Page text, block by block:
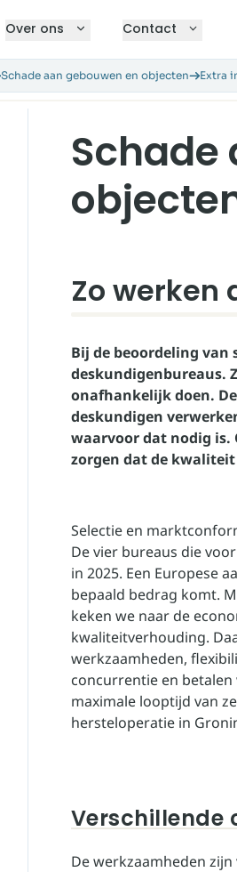
Over ons Contact
Schade aan gebouwen en objecten Extra
Schade
Zo werken
Bij de beoordeling
deskundigenbureaus.
onafhankelijk doen.
deskundigen
waarvoor dat nodig is.
zorgen dat de
Selectie en
De vier bureaus die
in 2025. Een Europese
bepaald bedrag komt.
keken we naar de
kwaliteitverhouding.
werkzaamheden,
concurrentie en
maximale looptijd van
hersteloperatie in
Verschillende
De werkzaamheden